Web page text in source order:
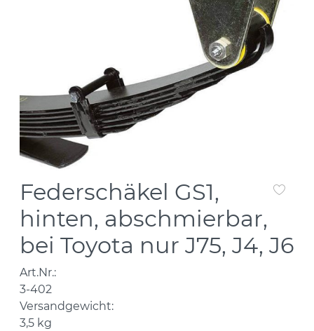
Federschäkel GS1,
hinten, abschmierbar,
bei Toyota nur J75, J4, J6
Art.Nr.:
3-402
Versandgewicht:
3,5 kg